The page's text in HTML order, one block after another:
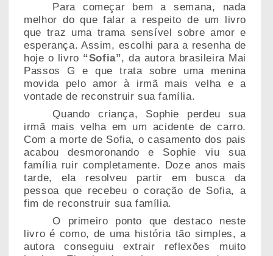
Para começar bem a semana, nada
melhor do que falar a respeito de um livro
que traz uma trama sensível sobre amor e
esperança. Assim, escolhi para a resenha de
hoje o livro “Sofia”, da autora brasileira Mai
Passos G e que trata sobre uma menina
movida pelo amor à irmã mais velha e a
vontade de reconstruir sua família.
Quando criança, Sophie perdeu sua
irmã mais velha em um acidente de carro.
Com a morte de Sofia, o casamento dos pais
acabou desmoronando e Sophie viu sua
família ruir completamente. Doze anos mais
tarde, ela resolveu partir em busca da
pessoa que recebeu o coração de Sofia, a
fim de reconstruir sua família.
O primeiro ponto que destaco neste
livro é como, de uma história tão simples, a
autora conseguiu extrair reflexões muito